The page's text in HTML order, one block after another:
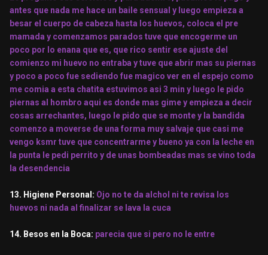
antes que nada me hace un baile sensual y luego empieza a
besar el cuerpo de cabeza hasta los huevos, coloca el pre
mamada y comenzamos parados tuve que encogerme un
poco por lo enana que es, que rico sentir ese ajuste del
comienzo mi huevo no entraba y tuve que abrir mas su piernas
y poco a poco fue sediendo fue magico ver en el espejo como
me comia a esta chatita estuvimos asi 3 min y luego le pido
piernas al hombro aqui es donde mas gime y empieza a decir
cosas arrechantes, luego le pido que se monte y la bandida
comenzo a moverse de una forma muy salvaje que casi me
vengo ksmr tuve que concentrarme y bueno ya con la leche en
la punta le pedi perrito y de unas bombeadas mas se vino toda
la desendencia
13. Higiene Personal: Ojo no te da alchol ni te revisa los
huevos ni nada al finalizar se lava la cuca
14. Besos en la Boca: parecia que si pero no le entre